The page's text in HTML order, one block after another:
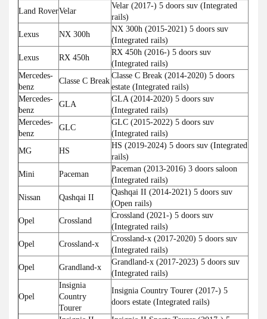
Land RoverVelar
Velar (2017-) 5 doors suv (Integrated
rails)
Lexus
NX 300h
NX 300h (2015-2021) 5 doors suv
(Integrated rails)
Lexus
RX 450h
RX 450h (2016-) 5 doors suv
(Integrated rails)
Mercedes-
benz
Classe C Break
Classe C Break (2014-2020) 5 doors
estate (Integrated rails)
Mercedes-
benz
GLA
GLA (2014-2020) 5 doors suv
(Integrated rails)
Mercedes-
benz
GLC
GLC (2015-2022) 5 doors suv
(Integrated rails)
MG
HS
HS (2019-2024) 5 doors suv (Integrated
rails)
Mini
Paceman
Paceman (2013-2016) 3 doors saloon
(Integrated rails)
Nissan
Qashqai II
Qashqai II (2014-2021) 5 doors suv
(Open rails)
Opel
Crossland
Crossland (2021-) 5 doors suv
(Integrated rails)
Opel
Crossland-x
Crossland-x (2017-2020) 5 doors suv
(Integrated rails)
Opel
Grandland-x
Grandland-x (2017-2023) 5 doors suv
(Integrated rails)
Opel
Insignia
Country
Tourer
Insignia Country Tourer (2017-) 5
doors estate (Integrated rails)